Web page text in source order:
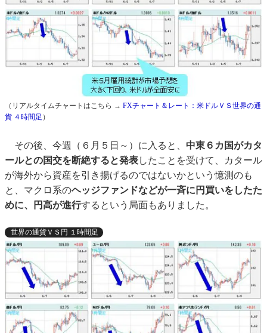
（リアルタイムチャートはこちら → FXチャート＆レート：米ドルＶＳ世界の通
貨 ４時間足 ）
その後、今週（６月５日～）に入ると、 中東６カ国がカタ
ールとの国交を断絶すると発表したことを受けて、カタール
が海外から資産を引き揚げるのではないかという憶測のも
と、マクロ系のヘッジファンドなどが一斉に円買いをしたた
めに、円高が進行するという局面もありました。
世界の通貨ＶＳ円 １時間足